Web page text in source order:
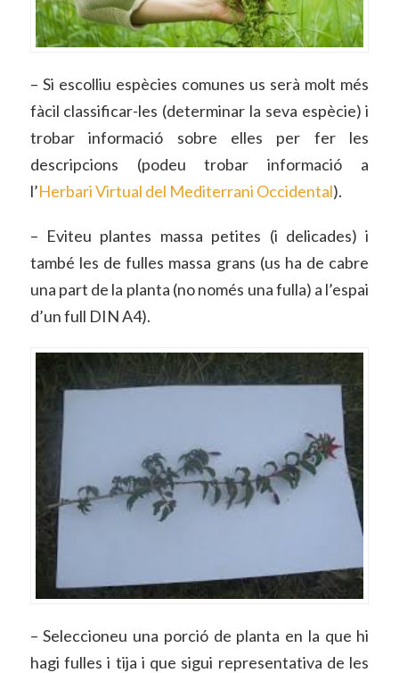
– Si escolliu espècies comunes us serà molt més
fàcil classificar-les (determinar la seva espècie) i
trobar informació sobre elles per fer les
descripcions (podeu trobar informació a
l’Herbari Virtual del Mediterrani Occidental).
– Eviteu plantes massa petites (i delicades) i
també les de fulles massa grans (us ha de cabre
una part de la planta (no només una fulla) a l’espai
d’un full DIN A4).
– Seleccioneu una porció de planta en la que hi
hagi fulles i tija i que sigui representativa de les